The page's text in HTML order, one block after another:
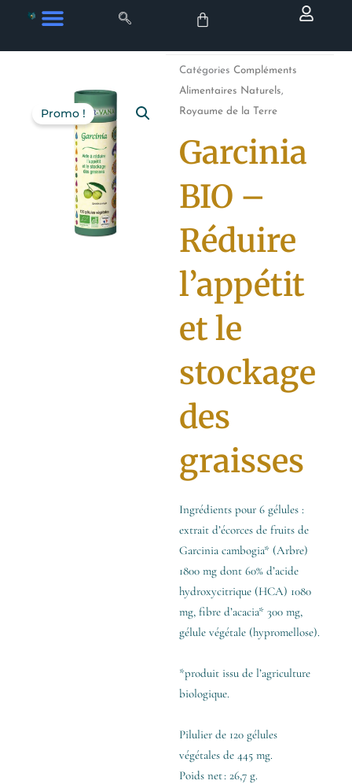
contenu
Promo !
Catégories Compléments
Alimentaires Naturels,
Royaume de la Terre
Garcinia
BIO –
Réduire
l’appétit
et le
stockage
des
graisses
Ingrédients pour 6 gélules :
extrait d’écorces de fruits de
Garcinia cambogia* (Arbre)
1800 mg dont 60% d’acide
hydroxycitrique (HCA) 1080
mg, fibre d’acacia* 300 mg,
gélule végétale (hypromellose).
*produit issu de l’agriculture
biologique.
Pilulier de 120 gélules
végétales de 445 mg.
Poids net : 26,7 g.